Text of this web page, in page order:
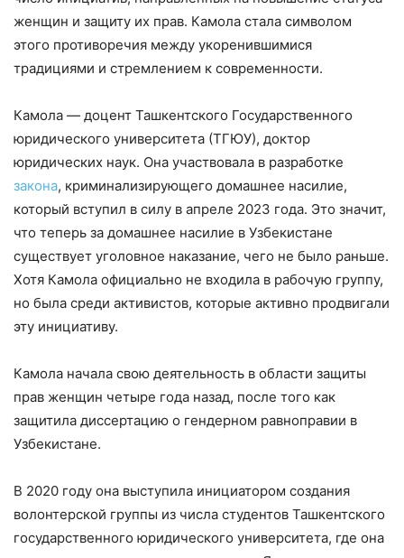
женщин и защиту их прав. Камола стала символом
этого противоречия между укоренившимися
традициями и стремлением к современности.
Камола — доцент Ташкентского Государственного
юридического университета (ТГЮУ), доктор
юридических наук. Она участвовала в разработке
закона, криминализирующего домашнее насилие,
который вступил в силу в апреле 2023 года. Это значит,
что теперь за домашнее насилие в Узбекистане
существует уголовное наказание, чего не было раньше.
Хотя Камола официально не входила в рабочую группу,
но была среди активистов, которые активно продвигали
эту инициативу.
Камола начала свою деятельность в области защиты
прав женщин четыре года назад, после того как
защитила диссертацию о гендерном равноправии в
Узбекистане.
В 2020 году она выступила инициатором создания
волонтерской группы из числа студентов Ташкентского
государственного юридического университета, где она